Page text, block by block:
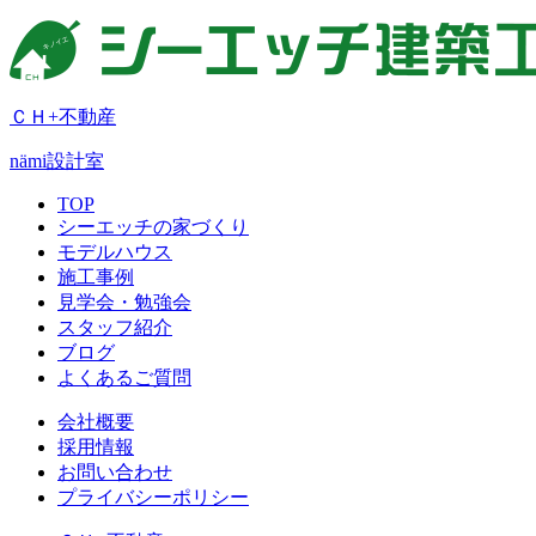
ＣＨ+不動産
nämi設計室
TOP
シーエッチの家づくり
モデルハウス
施工事例
見学会・勉強会
スタッフ紹介
ブログ
よくあるご質問
会社概要
採用情報
お問い合わせ
プライバシーポリシー